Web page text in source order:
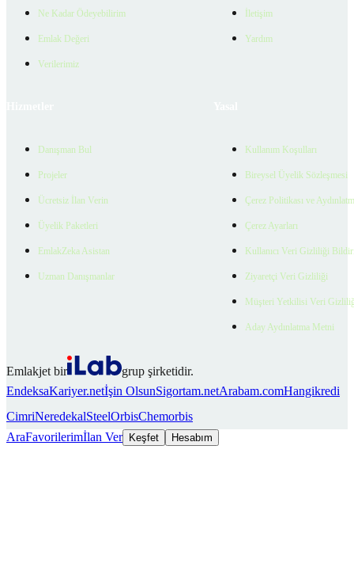
Ne Kadar Ödeyebilirim
Emlak Değeri
Verilerimiz
İletişim
Yardım
Danışman Bul
Projeler
Ücretsiz İlan Verin
Üyelik Paketleri
EmlakZeka Asistan
Uzman Danışmanlar
Kullanım Koşulları
Bireysel Üyelik Sözleşmesi
Çerez Politikası ve
Çerez Ayarları
Kullanıcı Veri Gizliliği
Ziyaretçi Veri Gizliliği
Müşteri Yetkilisi Veri
Aday Aydınlatma Metni
Emlakjet bir
grup şirketidir.
EndeksaKariyer.netİşin OlsunSigortam.netArabam.comHangikredi
CimriNeredekalSteelOrbisChemorbis
AraFavorilerimİlan Ver Keşfet Hesabım